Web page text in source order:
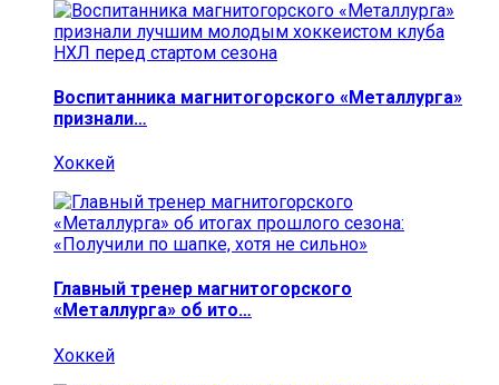
Воспитанника магнитогорского «Металлурга»
признали…
Хоккей
Главный тренер магнитогорского
«Металлурга» об ито…
Хоккей